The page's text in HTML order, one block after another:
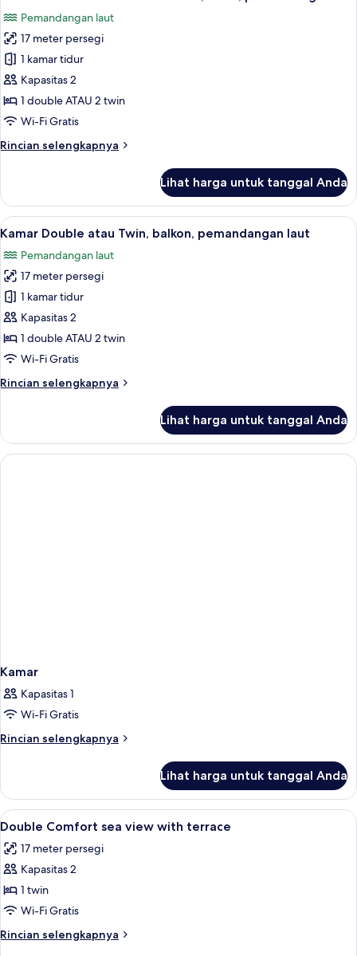
Tempat
Tidur
Twin
foto
untuk
Kamar
Double
atau
Twin
teras,
Pemandangan laut
17 meter persegi
1 kamar tidur
Kapasitas 2
1 double ATAU 2 twin
Wi-Fi Gratis
Rincian selengkapnya
Rincian
Kamar
Double
atau
Comfort,
teras,
pemandangan
laut
Lihat harga untuk tanggal Anda
Lihat
semua
foto
untuk
Kamar
Double
atau
Twin,
pemandangan
Seprai antialergi, brankas, meja
4
Kamar Double atau Twin, balkon, pemandangan laut
Pemandangan laut
17 meter persegi
1 kamar tidur
Kapasitas 2
1 double ATAU 2 twin
Wi-Fi Gratis
Rincian selengkapnya
Rincian
Kamar
Double
atau
Lihat harga untuk tanggal Anda
Kamar
Kapasitas 1
Wi-Fi Gratis
Rincian selengkapnya
Rincian
Kamar
Lihat harga untuk tanggal Anda
Lihat
semua
foto
untuk
Double
Comfort
sea
view
Seprai antialergi, brankas, meja
3
Double Comfort sea view with terrace
17 meter persegi
Kapasitas 2
1 twin
Wi-Fi Gratis
Rincian selengkapnya
Rincian